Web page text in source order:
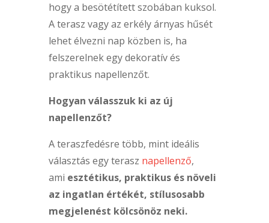
hogy a besötétített szobában kuksol.
A terasz vagy az erkély árnyas hűsét
lehet élvezni nap közben is, ha
felszerelnek egy dekoratív és
praktikus napellenzőt.
Hogyan válasszuk ki az új
napellenzőt?
A teraszfedésre több, mint ideális
választás egy terasz napellenző,
ami esztétikus, praktikus és növeli
az ingatlan értékét, stílusosabb
megjelenést kölcsönöz neki.